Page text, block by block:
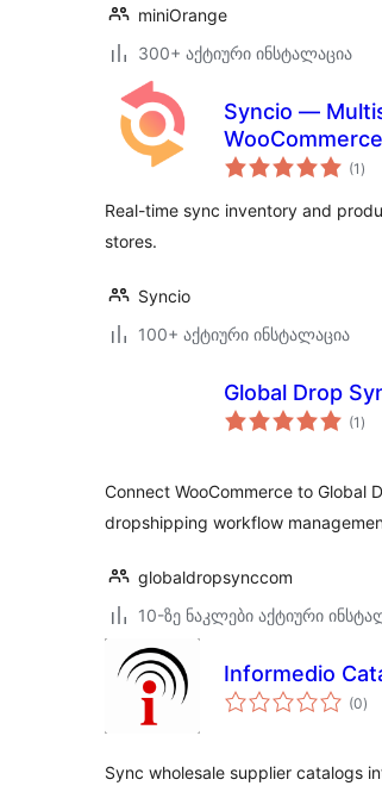
miniOrange
300+ აქტიური ინსტალაცია
Syncio —
WooCommerce
(1 )
Real-time sync inventory and
stores.
Syncio
100+ აქტიური ინსტალაცია
Global Drop
(1 )
Connect WooCommerce to Global
dropshipping workflow
globaldropsynccom
10-ზე ნაკლები აქტიური
Informedio
(0)
Sync wholesale supplier catalogs